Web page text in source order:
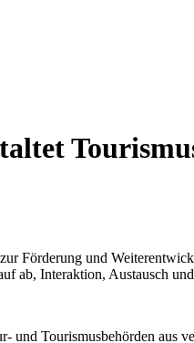
Förderung und
ab, Interaktion, Austausch
und Tourismusbehörden aus